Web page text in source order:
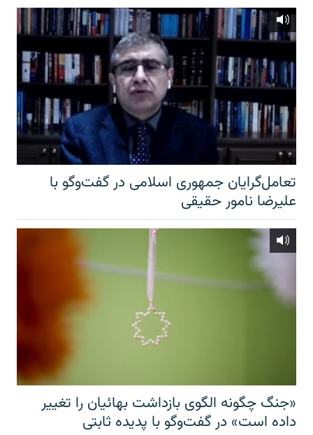
تعامل‌گرایان جمهوری اسلامی در گفت‌وگو با
علیرضا نامور حقیقی
«جنگ چگونه الگوی بازداشت بهائیان را تغییر
داده است» در گفت‌وگو با پدیده ثابتی